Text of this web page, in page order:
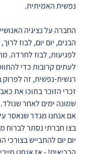
נפשית האמיתית.
החברה על נציגיה
הבנים, יום יום, לבוז
לפגיעות, לבוז לחרדה.
לעתים קרובות כדי
רגשית-נפשית, זה לפרוק
זכרי הזוכר בתוכו את
שמונה ימים לאחר שנולד.
אם אנחנו מגדר שנאסר
בצו חברתי נסתר לברוח
יום יום להתבייש בצורכי